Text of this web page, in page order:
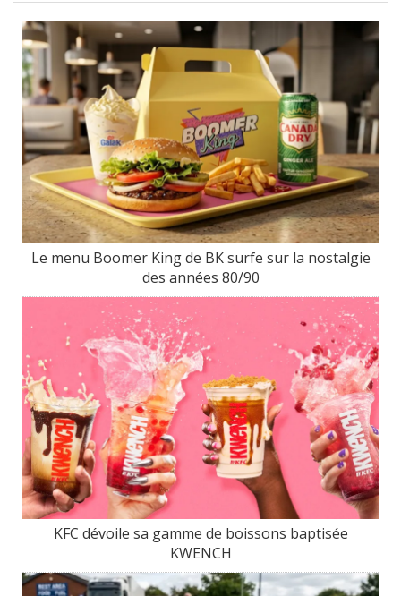
Le menu Boomer King de BK surfe sur la nostalgie
des années 80/90
KFC dévoile sa gamme de boissons baptisée
KWENCH